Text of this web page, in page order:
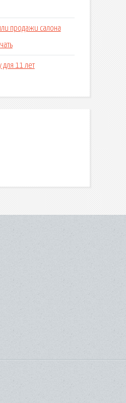
продажи салона
для 11 лет